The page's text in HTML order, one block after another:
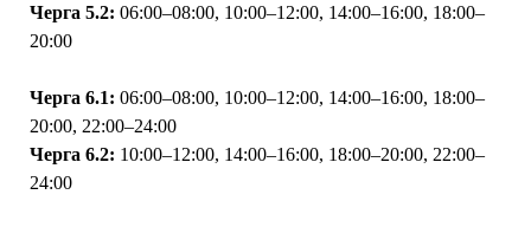
Черга 5.2: 06:00–08:00, 10:00–12:00, 14:00–16:00, 18:00–
20:00
Черга 6.1: 06:00–08:00, 10:00–12:00, 14:00–16:00, 18:00–
20:00, 22:00–24:00
Черга 6.2: 10:00–12:00, 14:00–16:00, 18:00–20:00, 22:00–
24:00